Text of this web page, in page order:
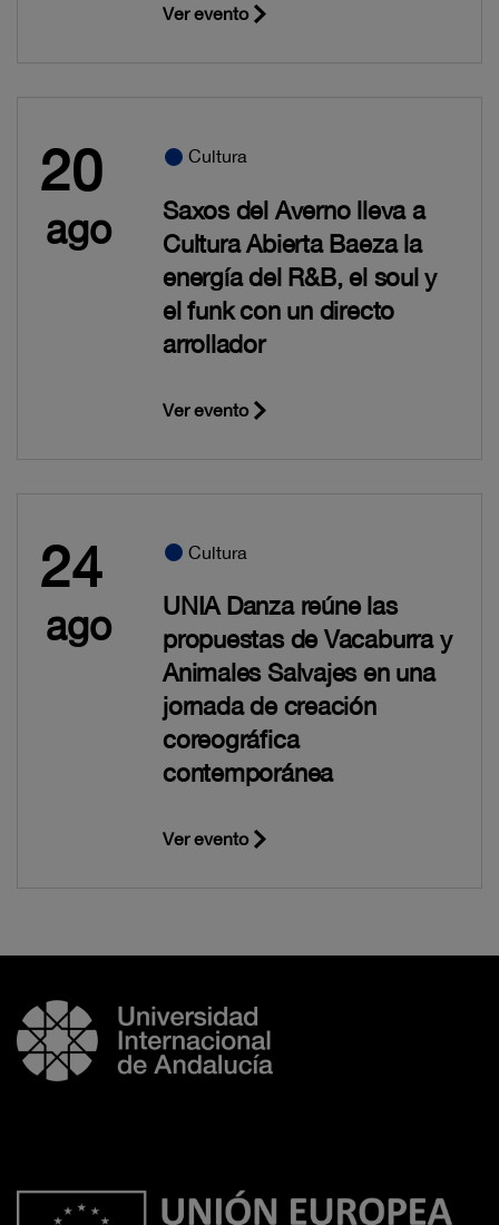
Ver evento
20
ago
Saxos del Averno lleva a
Cultura Abierta Baeza la
energía del R&B, el soul y
el funk con un directo
arrollador
Cultura
Ver evento
24
ago
UNIA Danza reúne las
propuestas de Vacaburra y
Animales Salvajes en una
jornada de creación
coreográfica
contemporánea
Cultura
Ver evento